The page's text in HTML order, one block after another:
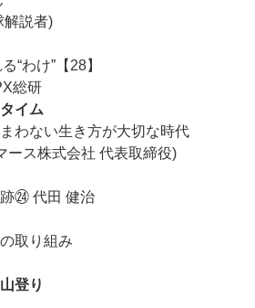
解説者)
“わけ”【28】
総研
イム
わない生き方が大切な時代
ース株式会社 代表取締役)
㉔ 代田 健治
取り組み
登り